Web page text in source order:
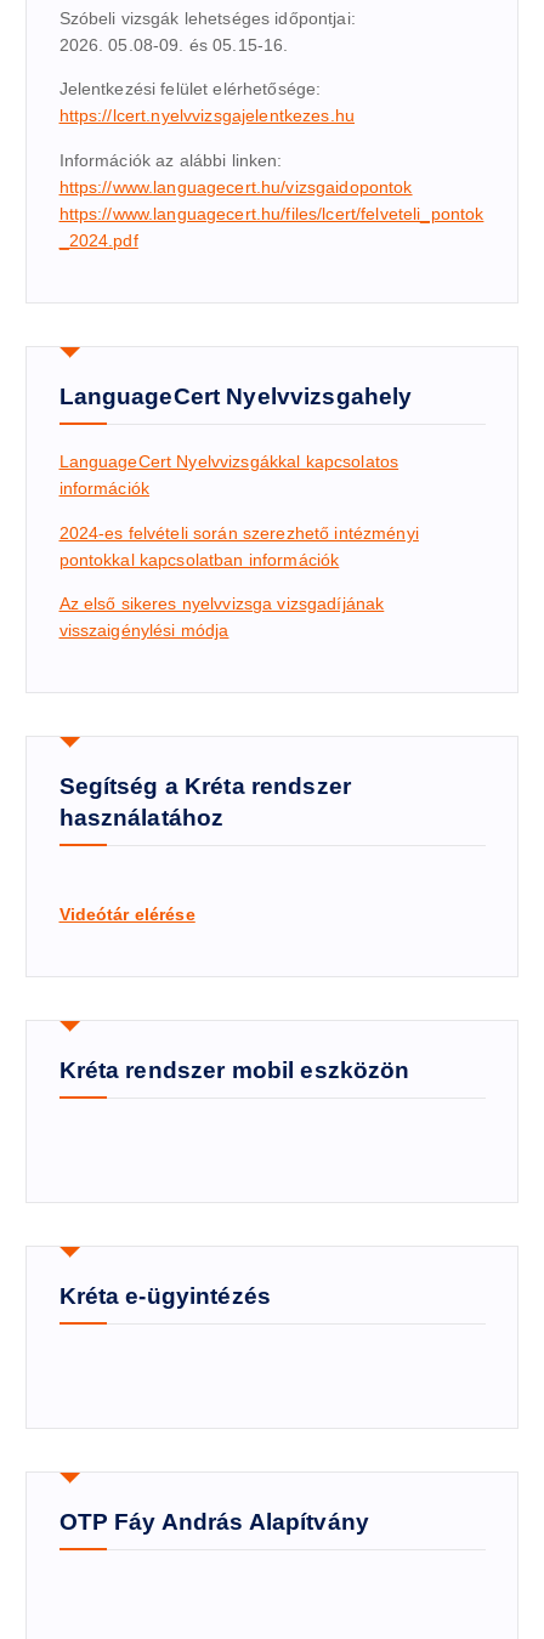
Szóbeli vizsgák lehetséges időpontjai:
2026. 05.08-09. és 05.15-16.
Jelentkezési felület elérhetősége:
https://lcert.nyelvvizsgajelentkezes.hu
Információk az alábbi linken:
https://www.languagecert.hu/vizsgaidopontok
https://www.languagecert.hu/files/lcert/felveteli_pontok
_2024.pdf
LanguageCert Nyelvvizsgahely
LanguageCert Nyelvvizsgákkal kapcsolatos
információk
2024-es felvételi során szerezhető intézményi
pontokkal kapcsolatban információk
Az első sikeres nyelvvizsga vizsgadíjának
visszaigénylési módja
Segítség a Kréta rendszer
használatához
Videótár elérése
Kréta rendszer mobil eszközön
Kréta e-ügyintézés
OTP Fáy András Alapítvány